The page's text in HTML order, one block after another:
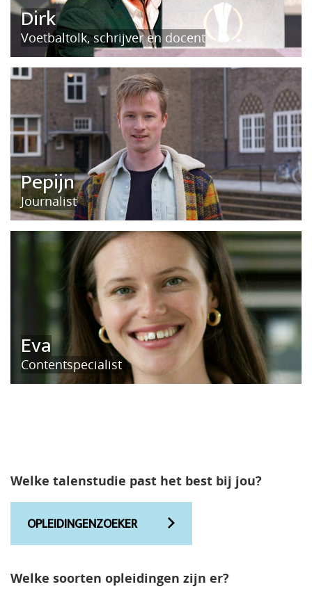
Welke talenstudie past het best bij jou?
OPLEIDINGENZOEKER
Welke soorten opleidingen zijn er?
Dirk
Voetbaltolk, schrijver en docent
Pepijn
Journalist
Eva
Contentspecialist